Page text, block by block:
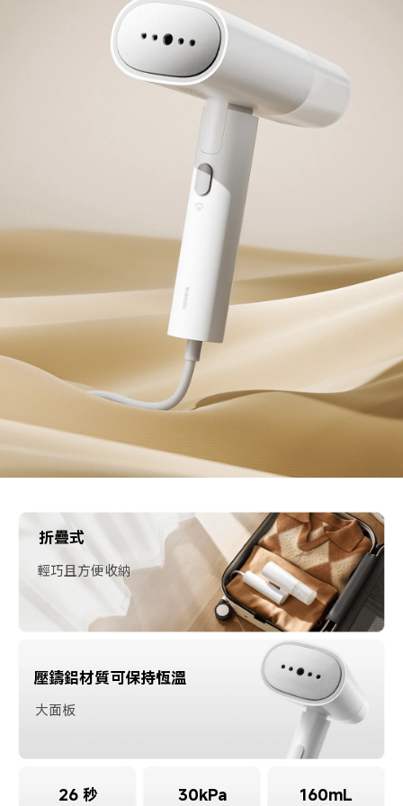
折疊式
輕巧且方便收納
壓鑄鋁材質可保持恆溫
大面板
26 秒 30kPa 160mL